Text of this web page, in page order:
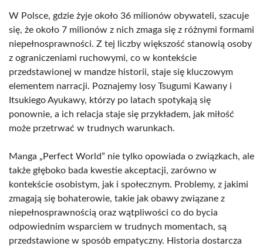
W Polsce, gdzie żyje około 36 milionów obywateli, szacuje
się, że około 7 milionów z nich zmaga się z różnymi formami
niepełnosprawności. Z tej liczby większość stanowią osoby
z ograniczeniami ruchowymi, co w kontekście
przedstawionej w mandze historii, staje się kluczowym
elementem narracji. Poznajemy losy Tsugumi Kawany i
Itsukiego Ayukawy, którzy po latach spotykają się
ponownie, a ich relacja staje się przykładem, jak miłość
może przetrwać w trudnych warunkach.
Manga „Perfect World” nie tylko opowiada o związkach, ale
także głęboko bada kwestie akceptacji, zarówno w
kontekście osobistym, jak i społecznym. Problemy, z jakimi
zmagają się bohaterowie, takie jak obawy związane z
niepełnosprawnością oraz wątpliwości co do bycia
odpowiednim wsparciem w trudnych momentach, są
przedstawione w sposób empatyczny. Historia dostarcza